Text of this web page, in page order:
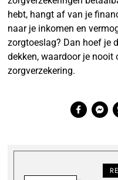
hebt, hangt af van je
naar je inkomen en
zorgtoeslag? Dan hoef je
dekken, waardoor je
zorgverzekering.